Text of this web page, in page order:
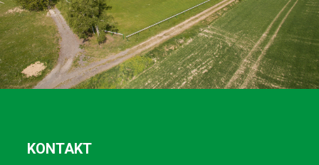
KONTAKT